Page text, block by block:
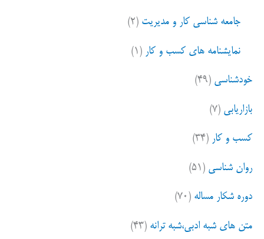
جامعه شناسی کار و مدیریت (۲)
نمایشنامه های کسب و کار (۱)
خودشناسی (۴۹)
بازاریابی (۷)
کسب و کار (۳۴)
روان شناسی (۵۱)
دوره شکار مساله (۷۰)
متن های شبه ادبی،شبه ترانه (۴۳)